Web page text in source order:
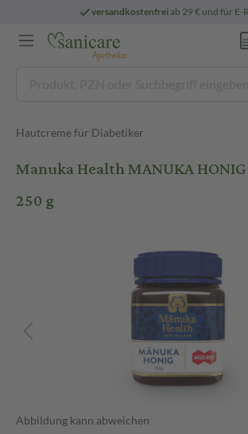
versandkostenfreiab 29 € und für E-Rezepte
Hautcreme für Diabetiker
Manuka Health MANUKA
250 g
Abbildung kann abweichen